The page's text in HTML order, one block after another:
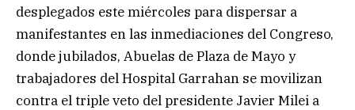
desplegados este miércoles para dispersar a
manifestantes en las inmediaciones del Congreso,
donde jubilados, Abuelas de Plaza de Mayo y
trabajadores del Hospital Garrahan se movilizan
contra el triple veto del presidente Javier Milei a